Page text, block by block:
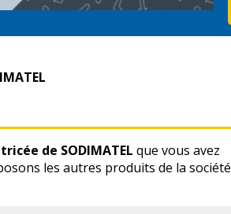
de SODIMATEL que vous avez
les autres produits de la société